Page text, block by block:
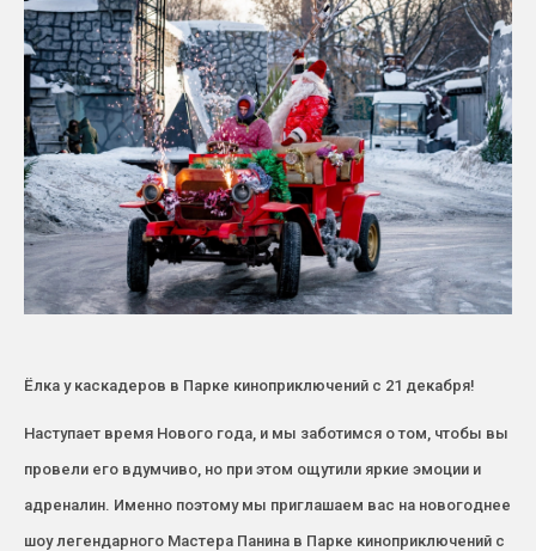
Ёлка у каскадеров в Парке киноприключений с 21 декабря!
Наступает время Нового года, и мы заботимся о том, чтобы вы
провели его вдумчиво, но при этом ощутили яркие эмоции и
адреналин. Именно поэтому мы приглашаем вас на новогоднее
шоу легендарного Мастера Панина в Парке киноприключений с